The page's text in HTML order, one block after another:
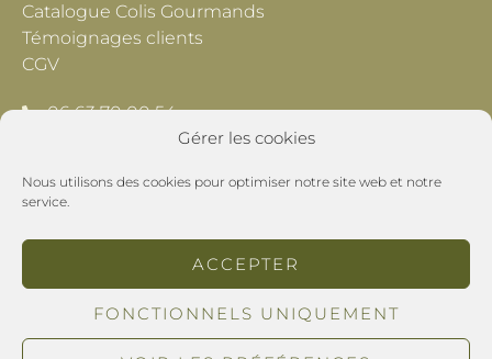
Gérer les cookies
Nous utilisons des cookies pour optimiser notre site web et notre
service.
ACCEPTER
FONCTIONNELS UNIQUEMENT
Catalogue Colis Gourmands
Témoignages clients
CGV
06 63 70 00 54
contact@lescheminsdeprovence.com
Les Chemins de Provence
26800 Montoison
POLITIQUE DE CONFIDENTIALITÉ